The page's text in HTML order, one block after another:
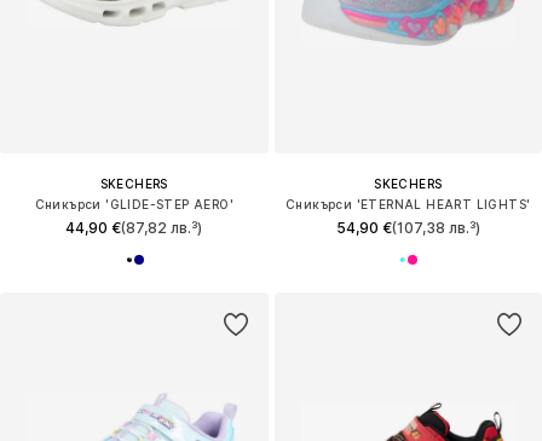
SKECHERS
Сникърси 'GLIDE-STEP AERO'
44,90 €(87,82 лв.³)
SKECHERS
Сникърси 'ETERNAL HEART LIGHTS'
54,90 €(107,38 лв.³)